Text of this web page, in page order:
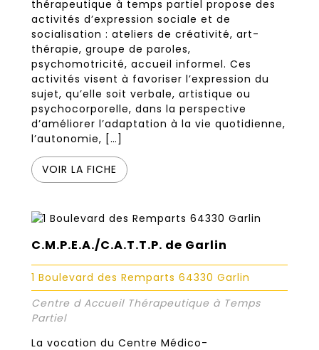
thérapeutique à temps partiel propose des
activités d’expression sociale et de
socialisation : ateliers de créativité, art-
thérapie, groupe de paroles,
psychomotricité, accueil informel. Ces
activités visent à favoriser l’expression du
sujet, qu’elle soit verbale, artistique ou
psychocorporelle, dans la perspective
d’améliorer l’adaptation à la vie quotidienne,
l’autonomie, […]
VOIR LA FICHE
C.M.P.E.A./C.A.T.T.P. de Garlin
1 Boulevard des Remparts 64330 Garlin
Centre d Accueil Thérapeutique à Temps
Partiel
La vocation du Centre Médico-